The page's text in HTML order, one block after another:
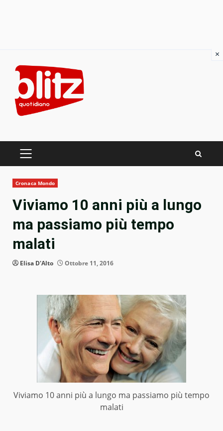
content
PRIMARY
Cronaca Mondo
Viviamo 10 anni più a lungo
ma passiamo più tempo
malati
Elisa D'Alto Ottobre 11, 2016
Viviamo 10 anni più a lungo ma passiamo più tempo
malati
×